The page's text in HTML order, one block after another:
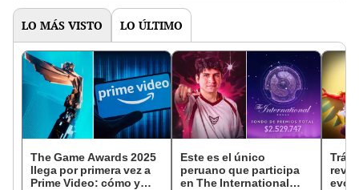
LO MÁS VISTO LO ÚLTIMO
The Game Awards 2025
llega por primera vez a
Prime Video: cómo y
Este es el único
peruano que participa
en The International